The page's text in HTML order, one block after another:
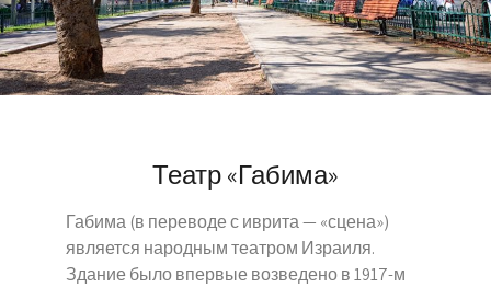
Театр «Габима»
Габима (в переводе с иврита — «сцена»)
является народным театром Израиля.
Здание было впервые возведено в 1917-м